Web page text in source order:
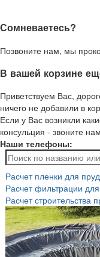
Сомневаетесь?
Позвоните нам, мы
В вашей корзине
Приветствуем Вас,
ничего не добавили в
Если у Вас возникли
консульция - звоните
Наши телефоны:
Расчет пленки для
Расчет фильтрации
Расчет строительства